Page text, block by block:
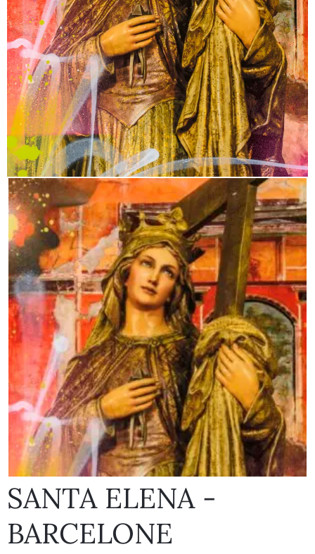
SANTA ELENA -
BARCELONE